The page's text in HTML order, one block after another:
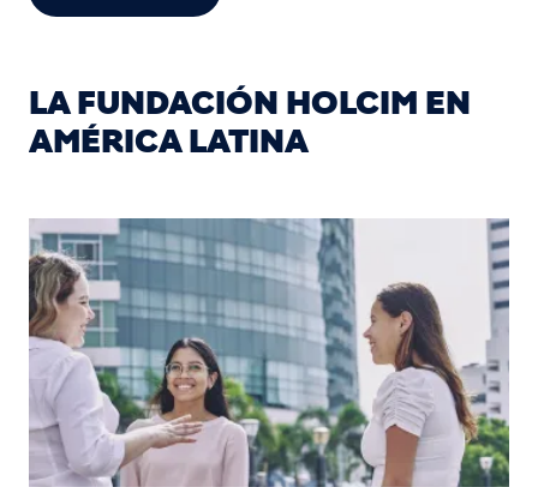
LA FUNDACIÓN HOLCIM EN
AMÉRICA LATINA